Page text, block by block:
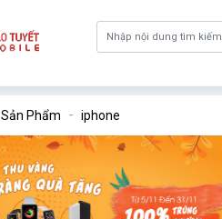
Sản Phẩm iphone